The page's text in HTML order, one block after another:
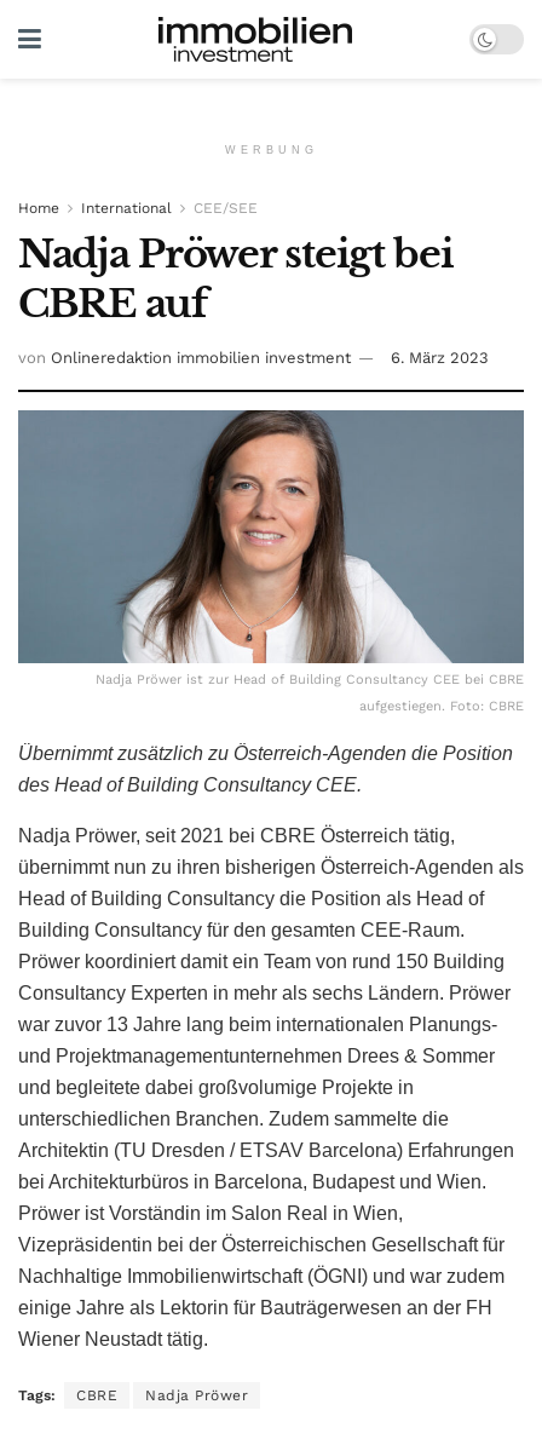
WERBUNG
Home International CEE/SEE
Nadja Pröwer steigt bei
CBRE auf
von Onlineredaktion immobilien investment 6. März 2023
Nadja Pröwer ist zur Head of Building Consultancy CEE bei CBRE
aufgestiegen. Foto: CBRE
Übernimmt zusätzlich zu Österreich-Agenden die Position
des Head of Building Consultancy CEE.
Nadja Pröwer, seit 2021 bei CBRE Österreich tätig,
übernimmt nun zu ihren bisherigen Österreich-Agenden als
Head of Building Consultancy die Position als Head of
Building Consultancy für den gesamten CEE-Raum.
Pröwer koordiniert damit ein Team von rund 150 Building
Consultancy Experten in mehr als sechs Ländern. Pröwer
war zuvor 13 Jahre lang beim internationalen Planungs-
und Projektmanagementunternehmen Drees & Sommer
und begleitete dabei großvolumige Projekte in
unterschiedlichen Branchen. Zudem sammelte die
Architektin (TU Dresden / ETSAV Barcelona) Erfahrungen
bei Architekturbüros in Barcelona, Budapest und Wien.
Pröwer ist Vorständin im Salon Real in Wien,
Vizepräsidentin bei der Österreichischen Gesellschaft für
Nachhaltige Immobilienwirtschaft (ÖGNI) und war zudem
einige Jahre als Lektorin für Bauträgerwesen an der FH
Wiener Neustadt tätig.
Tags: CBRE Nadja Pröwer